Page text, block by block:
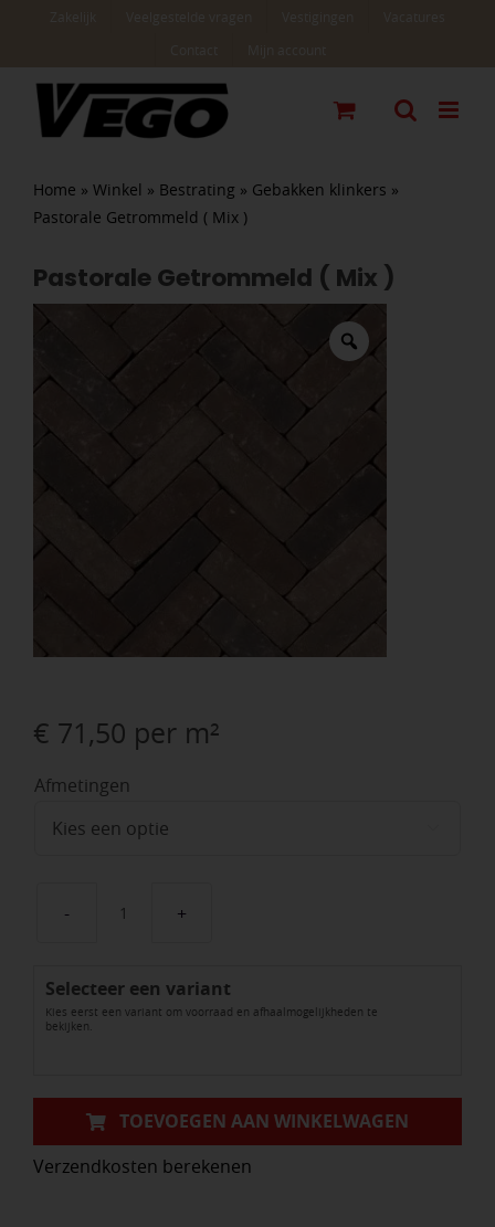
Home » Winkel » Bestrating » Gebakken klinkers »
Pastorale Getrommeld ( Mix )
Pastorale Getrommeld ( Mix )
€ 71,50 per m²
Afmetingen
Pastorale
(
Mix
Selecteer een variant
Kies eerst een variant om voorraad en afhaalmogelijkheden te
bekijken.
TOEVOEGEN AAN WINKELWAGEN
Verzendkosten berekenen